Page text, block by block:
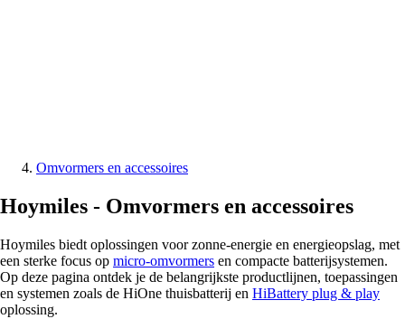
Omvormers en accessoires
Hoymiles - Omvormers en accessoires
Hoymiles biedt oplossingen voor zonne-energie en energieopslag, met
een sterke focus op micro-omvormers en compacte batterijsystemen.
Op deze pagina ontdek je de belangrijkste productlijnen, toepassingen
en systemen zoals de HiOne thuisbatterij en HiBattery plug & play
oplossing.